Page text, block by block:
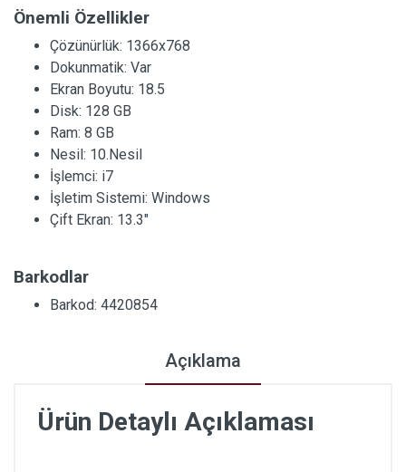
Önemli Özellikler
Çözünürlük: 1366x768
Dokunmatik: Var
Ekran Boyutu: 18.5
Disk: 128 GB
Ram: 8 GB
Nesil: 10.Nesil
İşlemci: i7
İşletim Sistemi: Windows
Çift Ekran: 13.3"
Barkodlar
Barkod: 4420854
Açıklama
Ürün Detaylı Açıklaması